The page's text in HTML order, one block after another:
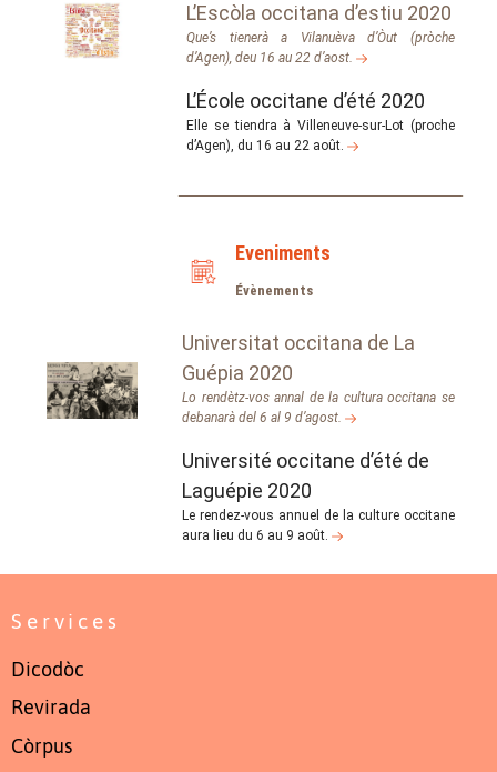
L’Escòla occitana d’estiu 2020
Que’s tienerà a Vilanuèva d’Òut (pròche
d’Agen), deu 16 au 22 d’aost.
L’École occitane d’été 2020
Elle se tiendra à Villeneuve-sur-Lot (proche
d’Agen), du 16 au 22 août.
Eveniments
Évènements
Universitat occitana de La
Guépia 2020
Lo rendètz-vos annal de la cultura occitana se
debanarà del 6 al 9 d’agost.
Université occitane d’été de
Laguépie 2020
Le rendez-vous annuel de la culture occitane
aura lieu du 6 au 9 août.
Services
Dicodòc
Revirada
Còrpus